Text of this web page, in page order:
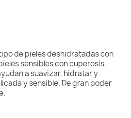
de pieles deshidratadas con
sensibles con cuperosis.
a suavizar, hidratar y
y sensible. De gran poder